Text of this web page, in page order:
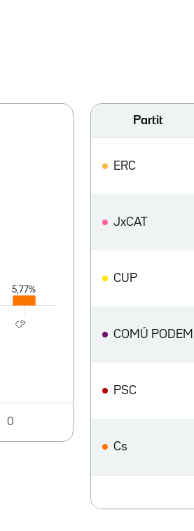
0
Partit
ERC
JxCAT
CUP
COMÚ PODEM
PSC
Cs